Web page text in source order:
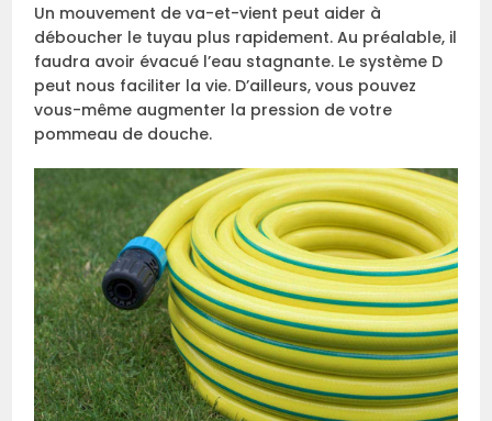
Un mouvement de va-et-vient peut aider à
déboucher le tuyau plus rapidement. Au préalable, il
faudra avoir évacué l’eau stagnante. Le système D
peut nous faciliter la vie. D’ailleurs, vous pouvez
vous-même augmenter la pression de votre
pommeau de douche.